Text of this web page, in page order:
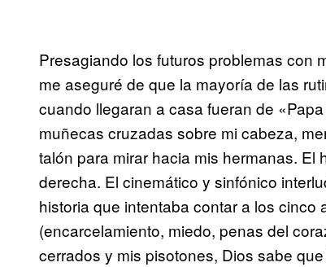
Presagiando los futuros problemas con
me aseguré de que la mayoría de las
cuando llegaran a casa fueran de
muñecas cruzadas sobre mi cabeza,
talón para mirar hacia mis hermanas.
derecha. El cinemático y sinfónico
historia que intentaba contar a los
(encarcelamiento, miedo, penas del
cerrados y mis pisotones, Dios sabe